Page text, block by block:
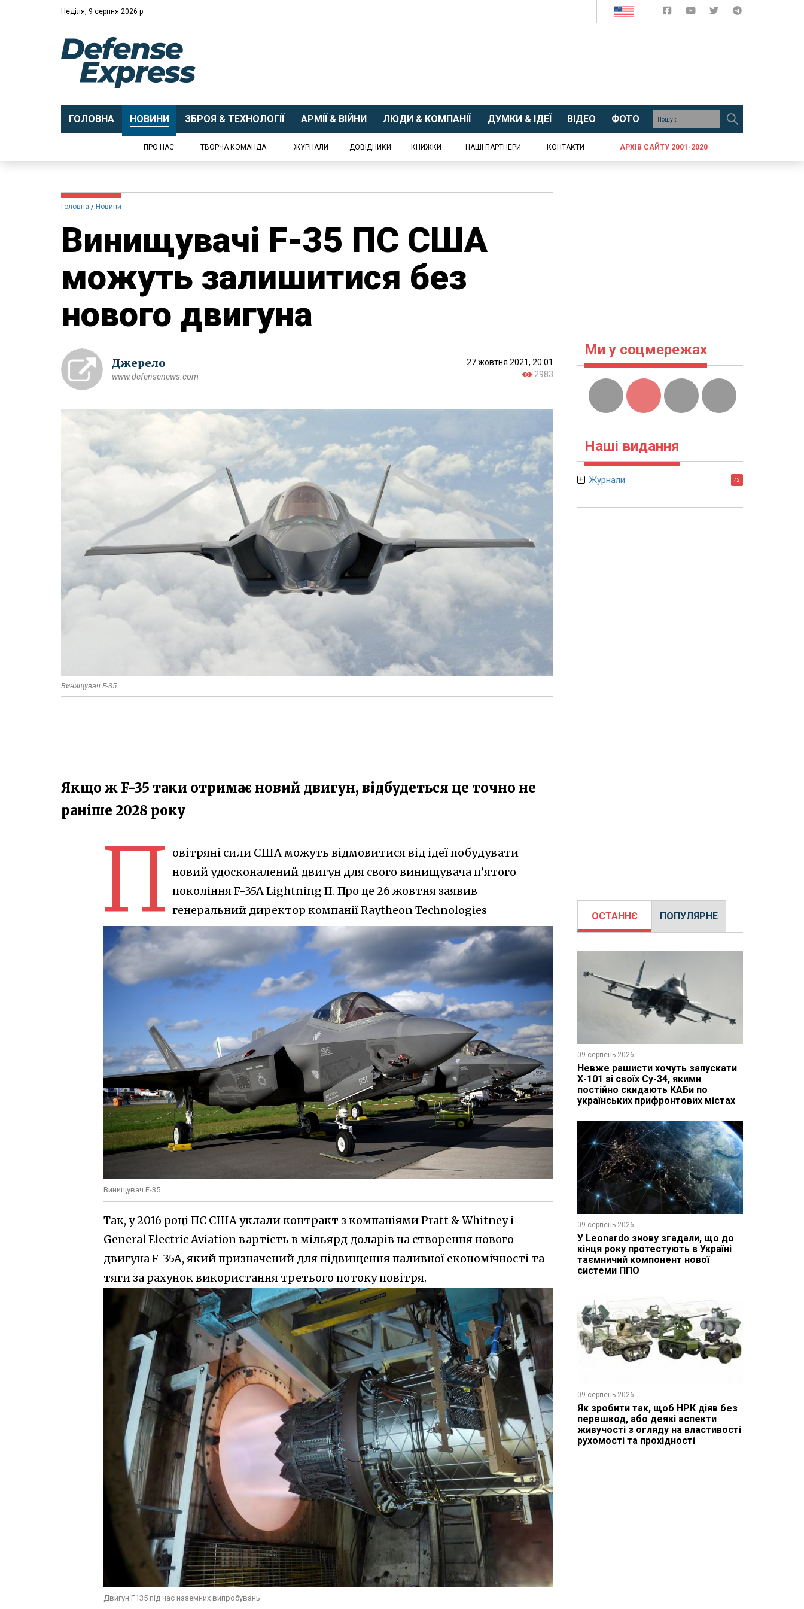
Неділя, 9 серпня 2026 р.
ГОЛОВНА НОВИНИ ЗБРОЯ & ТЕХНОЛОГІЇ АРМІЇ & ВІЙНИ ЛЮДИ & КОМПАНІЇ ДУМКИ & ІДЕЇ ВІДЕО ФОТО
ПРО НАС ТВОРЧА КОМАНДА ЖУРНАЛИ ДОВІДНИКИ КНИЖКИ НАШІ ПАРТНЕРИ КОНТАКТИ АРХІВ САЙТУ 2001-2020
Головна Новини
Винищувачі F-35 ПС США
можуть залишитися без
нового двигуна
Джерело
www.defensenews.com
27 жовтня 2021, 20:01
2983
Винищувач F-35
Якщо ж F-35 таки отримає новий двигун, відбудеться це точно не
раніше 2028 року
П овітряні сили США можуть відмовитися від ідеї побудувати
новий удосконалений двигун для свого винищувача п’ятого
покоління F-35A Lightning II. Про це 26 жовтня заявив
генеральний директор компанії Raytheon Technologies
Винищувач F-35
Так, у 2016 році ПС США уклали контракт з компаніями Pratt & Whitney і
General Electric Aviation вартість в мільярд доларів на створення нового
двигуна F-35A, який призначений для підвищення паливної економічності та
тяги за рахунок використання третього потоку повітря.
Двигун F135 під час наземних випробувань
Ми у соцмережах
Наші видання
Журнали 42
ОСТАННЄ ПОПУЛЯРНЕ
09 серпень 2026
Невже рашисти хочуть запускати
Х-101 зі своїх Су-34, якими
постійно скидають КАБи по
українських прифронтових містах
09 серпень 2026
У Leonardo знову згадали, що до
кінця року протестують в Україні
таємничий компонент нової
системи ППО
09 серпень 2026
Як зробити так, щоб НРК діяв без
перешкод, або деякі аспекти
живучості з огляду на властивості
рухомості та прохідності